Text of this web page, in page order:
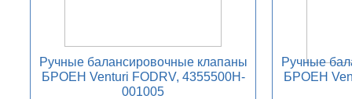
Ручные балансировочные клапаны
БРОЕН Venturi FODRV, 4355500H-
001005
Ручные
БРОЕН